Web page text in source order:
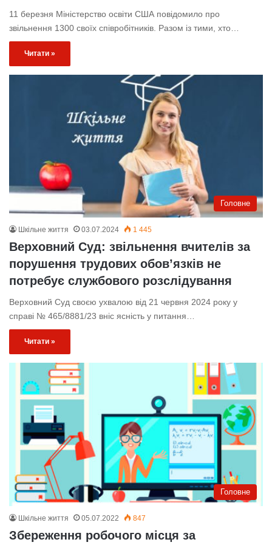
11 березня Міністерство освіти США повідомило про
звільнення 1300 своїх співробітників. Разом із тими, хто…
Читати »
Головне
Шкільне життя 03.07.2024 1 445
Верховний Суд: звільнення вчителів за
порушення трудових обов’язків не
потребує службового розслідування
Верховний Суд своєю ухвалою від 21 червня 2024 року у
справі № 465/8881/23 вніс ясність у питання…
Читати »
Головне
Шкільне життя 05.07.2022 847
Збереження робочого місця за